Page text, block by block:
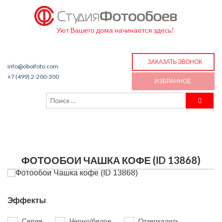
Уют Вашего дома начинается здесь!
info@oboifoto.com
+7 (499) 2-200-300
ЗАКАЗАТЬ ЗВОНОК
ИЗБРАННОЕ
ФОТООБОИ ЧАШКА КОФЕ (ID 13868)
Эффекты